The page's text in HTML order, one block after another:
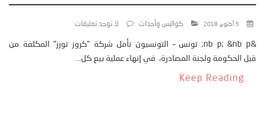
5 أكتوبر، 2018 كواليس وأحداث لا توجد تعليقات
&nb p; &nb p; تونس – التونسيون تأمل شركة "كروز تورز" المكلفة من
قبل الحكومة ولجنة المصادرة، في إنهاء عملية بيع كل...
Keep Reading